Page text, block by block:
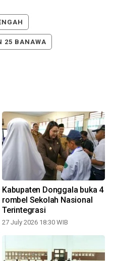
25 BANAWA
Kabupaten Donggala buka 4
rombel Sekolah Nasional
Terintegrasi
27 July 2026 18:30 WIB